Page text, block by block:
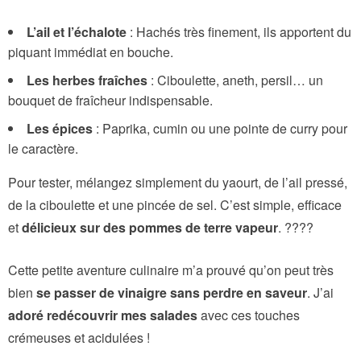
L’ail et l’échalote : Hachés très finement, ils apportent du
piquant immédiat en bouche.
Les herbes fraîches : Ciboulette, aneth, persil… un
bouquet de fraîcheur indispensable.
Les épices : Paprika, cumin ou une pointe de curry pour
le caractère.
Pour tester, mélangez simplement du yaourt, de l’ail pressé,
de la ciboulette et une pincée de sel. C’est simple, efficace
etdélicieux sur des pommes de terre vapeur. ????
Cette petite aventure culinaire m’a prouvé qu’on peut très
bien se passer de vinaigre sans perdre en saveur. J’ai
adoré redécouvrir mes saladesavec ces touches
crémeuses et acidulées !